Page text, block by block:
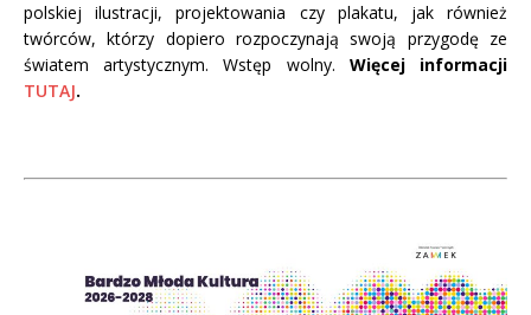
polskiej ilustracji, projektowania czy plakatu, jak również
twórców, którzy dopiero rozpoczynają swoją przygodę ze
światem artystycznym. Wstęp wolny. Więcej informacji
TUTAJ.